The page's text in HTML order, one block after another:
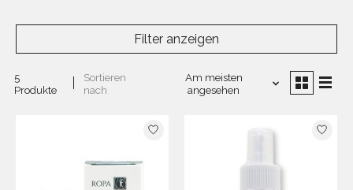
Filter anzeigen
5
Produkte
Sortieren
nach
Am meisten
angesehen